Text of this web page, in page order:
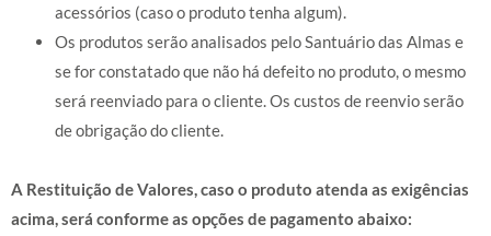
acessórios (caso o produto tenha algum).
Os produtos serão analisados pelo Santuário das Almas e
se for constatado que não há defeito no produto, o mesmo
será reenviado para o cliente. Os custos de reenvio serão
de obrigação do cliente.
A Restituição de Valores, caso o produto atenda as exigências
acima, será conforme as opções de pagamento abaixo: